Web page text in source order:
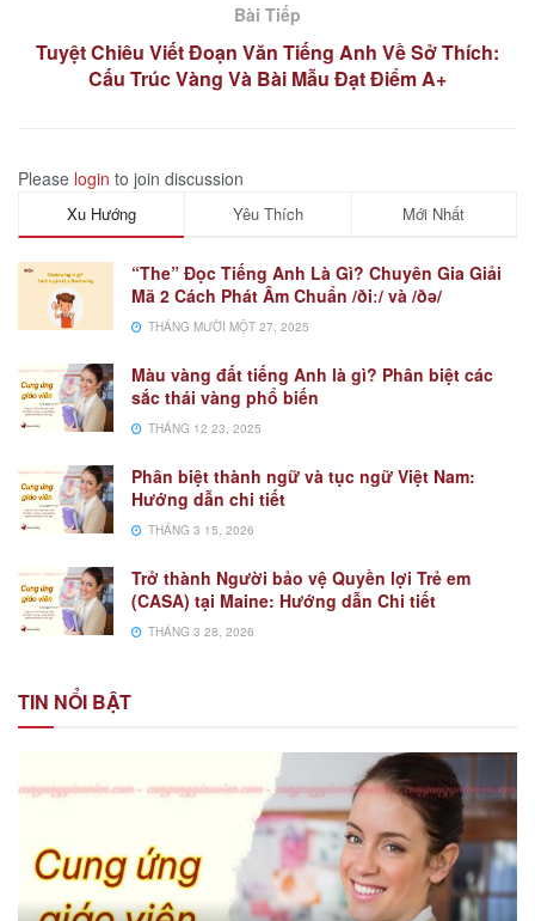
Bài Tiếp
Tuyệt Chiêu Viết Đoạn Văn Tiếng Anh Về Sở Thích:
Cấu Trúc Vàng Và Bài Mẫu Đạt Điểm A+
Please login to join discussion
Xu Hướng Yêu Thích Mới Nhất
“The” Đọc Tiếng Anh Là Gì? Chuyên Gia Giải
Mã 2 Cách Phát Âm Chuẩn /ðiː/ và /ðə/
THÁNG MƯỜI MỘT 27, 2025
Màu vàng đất tiếng Anh là gì? Phân biệt các
sắc thái vàng phổ biến
THÁNG 12 23, 2025
Phân biệt thành ngữ và tục ngữ Việt Nam:
Hướng dẫn chi tiết
THÁNG 3 15, 2026
Trở thành Người bảo vệ Quyền lợi Trẻ em
(CASA) tại Maine: Hướng dẫn Chi tiết
THÁNG 3 28, 2026
TIN NỔI BẬT